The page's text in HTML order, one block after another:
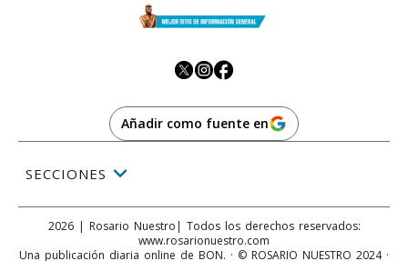
Añadir como fuente en
SECCIONES
2026| Rosario Nuestro | Todos los derechos reservados:
www.rosarionuestro.com
Una publicación diaria online de BON. · © ROSARIO NUESTRO 2024 ·